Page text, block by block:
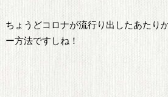
ちょうどコロナが流行り出したあたり
ー方法ですしね！